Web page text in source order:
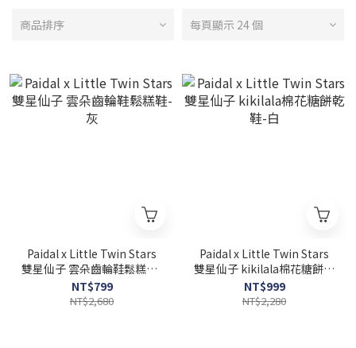
商品排序 每頁顯示 24 個
Paidal x Little Twin Stars
雙星仙子 雲朵齒輪鞋鬆糕鞋-
灰
NT$799
NT$2,680
Paidal x Little Twin Stars
雙星仙子 kikilala棉花糖餅乾
鞋-白
NT$999
NT$2,280